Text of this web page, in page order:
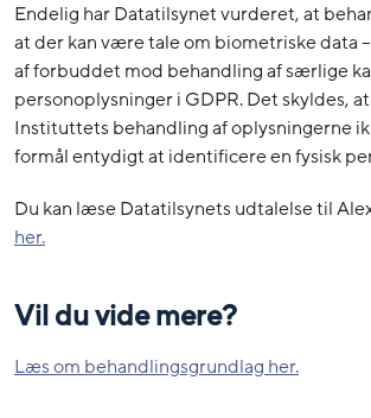
Endelig har Datatilsynet vurderet, at
at der kan være tale om biometriske data
af forbuddet mod behandling af særlige
personoplysninger i GDPR. Det skyldes,
Instituttets behandling af oplysningerne
formål entydigt at identificere en fysisk
Du kan læse Datatilsynets udtalelse til
her.
Vil du vide mere?
Læs om behandlingsgrundlag her.